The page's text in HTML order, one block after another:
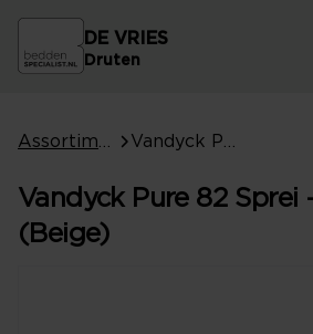
DE VRIES
Druten
Vandyck Pure 82
(Beige)